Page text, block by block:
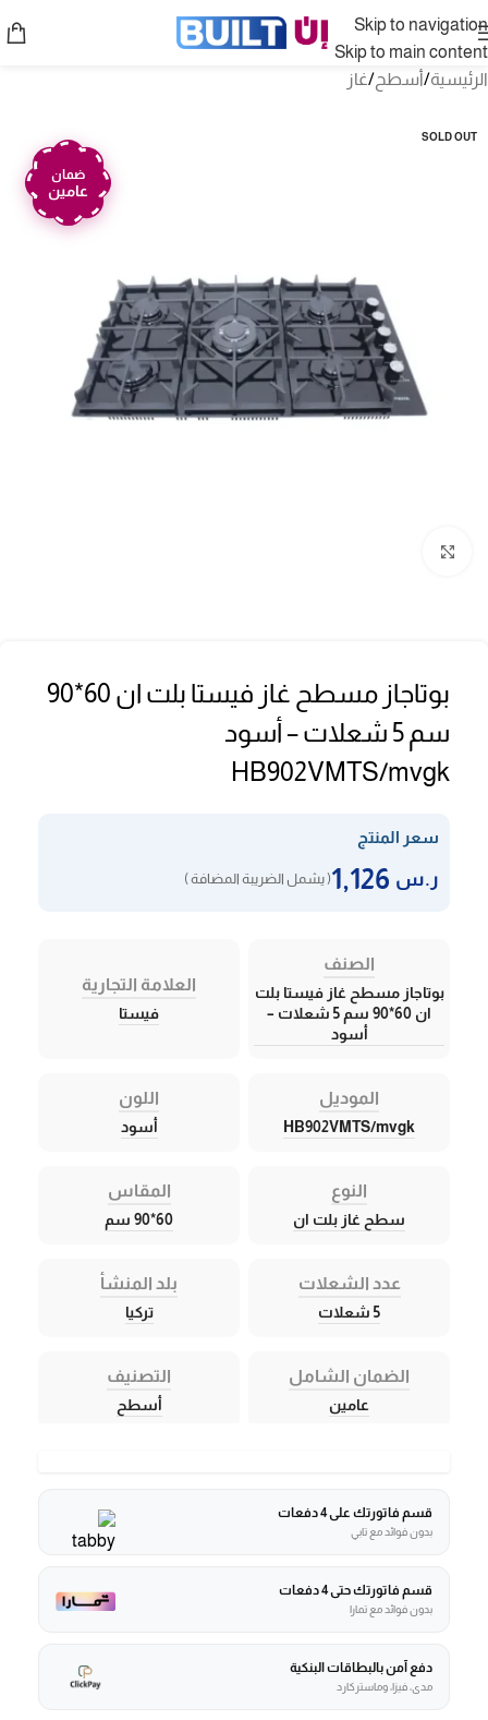
Skip to navigation
Skip to main content
الرئيسية/أسطح/غاز
SOLD OUT
ضمان
عامين
بوتاجاز مسطح غاز فيستا بلت ان 60*90
سم 5 شعلات – أسود
HB902VMTS/mvgk
سعر المنتج
ر.س ( يشمل الضريبة المضافة )
الصنف
بوتاجاز مسطح غاز فيستا بلت
ان 60*90 سم 5 شعلات –
أسود
العلامة التجارية
فيستا
الموديل
HB902VMTS/mvgk
اللون
أسود
النوع
سطح غاز بلت ان
المقاس
60*90 سم
عدد الشعلات
5 شعلات
بلد المنشأ
تركيا
الضمان الشامل
عامين
التصنيف
أسطح
قسم فاتورتك على 4 دفعات
بدون فوائد مع تابي
قسم فاتورتك حتى 4 دفعات
بدون فوائد مع تمارا
دفع آمن بالبطاقات البنكية
مدى، فيزا، وماستركارد